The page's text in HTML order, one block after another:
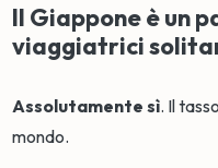
Il Giappone è un
viaggiatrici
Assolutamente sì. Il
mondo.